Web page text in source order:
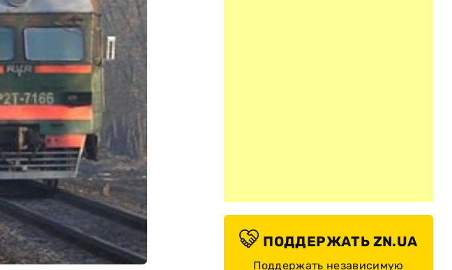
ПОДДЕРЖАТЬ ZN.UA
Поддержать независимую